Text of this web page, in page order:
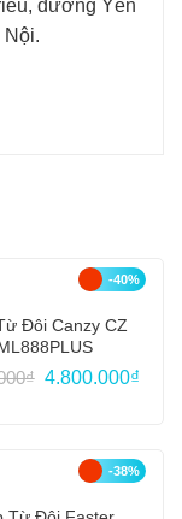
đường Yên
-40%
Đôi Canzy CZ
₫ Giá
4.800.000₫
-38%